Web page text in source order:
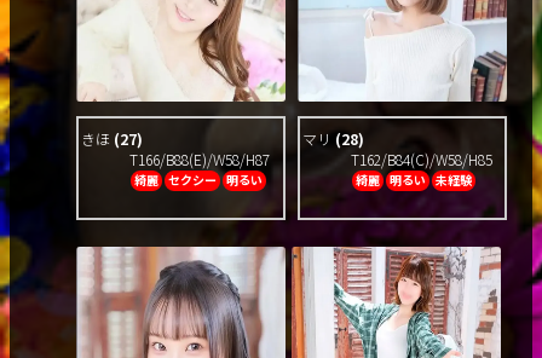
きほ (27)
T166/B88(E)/W58/H87
綺麗 セクシー 明るい
マリ (28)
T162/B84(C)/W58/H85
綺麗 明るい 未経験